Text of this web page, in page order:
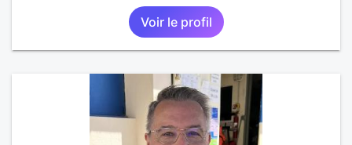
Voir le profil